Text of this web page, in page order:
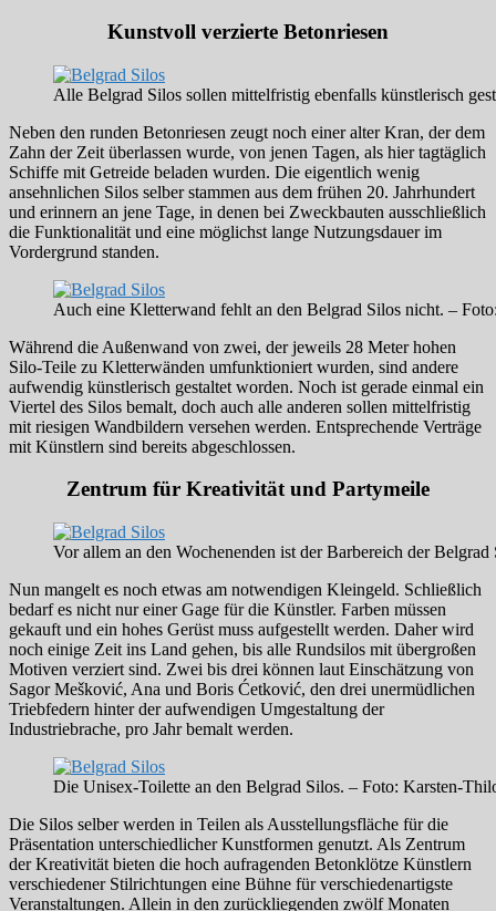
Kunstvoll verzierte Betonriesen
Alle Belgrad Silos sollen mittelfristig ebenfalls künstlerisch
Neben den runden Betonriesen zeugt noch einer alter Kran, der dem
Zahn der Zeit überlassen wurde, von jenen Tagen, als hier tagtäglich
Schiffe mit Getreide beladen wurden. Die eigentlich wenig
ansehnlichen Silos selber stammen aus dem frühen 20. Jahrhundert
und erinnern an jene Tage, in denen bei Zweckbauten ausschließlich
die Funktionalität und eine möglichst lange Nutzungsdauer im
Vordergrund standen.
Auch eine Kletterwand fehlt an den Belgrad Silos nicht. –
Während die Außenwand von zwei, der jeweils 28 Meter hohen
Silo-Teile zu Kletterwänden umfunktioniert wurden, sind andere
aufwendig künstlerisch gestaltet worden. Noch ist gerade einmal ein
Viertel des Silos bemalt, doch auch alle anderen sollen mittelfristig
mit riesigen Wandbildern versehen werden. Entsprechende Verträge
mit Künstlern sind bereits abgeschlossen.
Zentrum für Kreativität und Partymeile
Vor allem an den Wochenenden ist der Barbereich der
Nun mangelt es noch etwas am notwendigen Kleingeld. Schließlich
bedarf es nicht nur einer Gage für die Künstler. Farben müssen
gekauft und ein hohes Gerüst muss aufgestellt werden. Daher wird
noch einige Zeit ins Land gehen, bis alle Rundsilos mit übergroßen
Motiven verziert sind. Zwei bis drei können laut Einschätzung von
Sagor Mešković, Ana und Boris Ćetković, den drei unermüdlichen
Triebfedern hinter der aufwendigen Umgestaltung der
Industriebrache, pro Jahr bemalt werden.
Die Unisex-Toilette an den Belgrad Silos. – Foto: Karsten-
Die Silos selber werden in Teilen als Ausstellungsfläche für die
Präsentation unterschiedlicher Kunstformen genutzt. Als Zentrum
der Kreativität bieten die hoch aufragenden Betonklötze Künstlern
verschiedener Stilrichtungen eine Bühne für verschiedenartigste
Veranstaltungen. Allein in den zurückliegenden zwölf Monaten